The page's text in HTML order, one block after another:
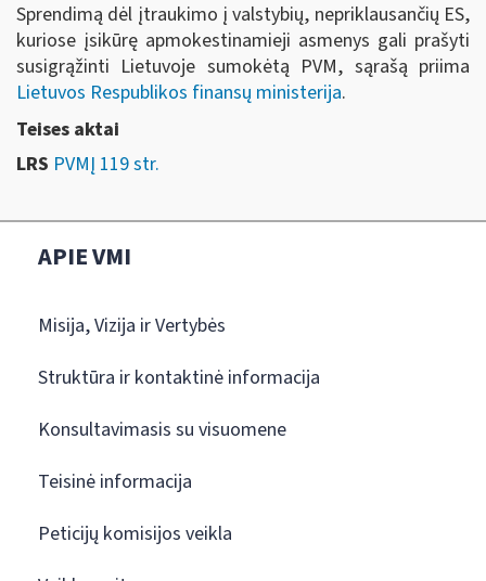
Sprendimą dėl įtraukimo į valstybių, nepriklausančių ES,
kuriose įsikūrę apmokestinamieji asmenys gali prašyti
susigrąžinti Lietuvoje sumokėtą PVM, sąrašą priima
Lietuvos Respublikos finansų ministerija.
Teises aktai
LRS PVMĮ 119 str.
APIE VMI
Misija, Vizija ir Vertybės
Struktūra ir kontaktinė informacija
Konsultavimasis su visuomene
Teisinė informacija
Peticijų komisijos veikla